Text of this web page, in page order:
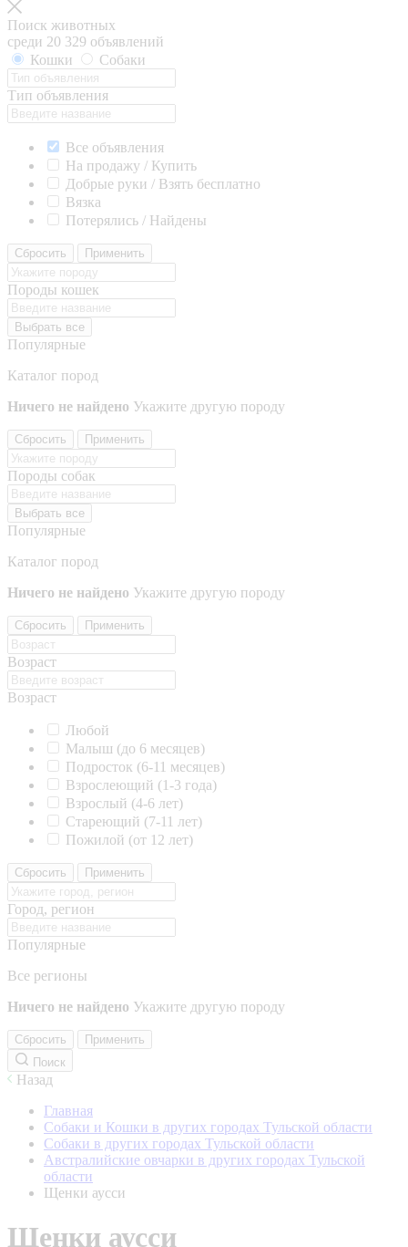
Поиск животных
среди 20 329 объявлений
Кошки
Собаки
Тип объявления
Все объявления
На продажу / Купить
Добрые руки / Взять бесплатно
Вязка
Потерялись / Найдены
Сбросить Применить
Породы кошек
Выбрать все
Популярные
Каталог пород
Ничего не найдено Укажите другую породу
Сбросить Применить
Породы собак
Выбрать все
Популярные
Каталог пород
Ничего не найдено Укажите другую породу
Сбросить Применить
Возраст
Возраст
Любой
Малыш (до 6 месяцев)
Подросток (6-11 месяцев)
Взрослеющий (1-3 года)
Взрослый (4-6 лет)
Стареющий (7-11 лет)
Пожилой (от 12 лет)
Сбросить Применить
Город, регион
Популярные
Все регионы
Ничего не найдено Укажите другую породу
Сбросить
Применить
Поиск
Назад
Главная
Собаки и Кошки в других городах Тульской области
Собаки в других городах Тульской области
Австралийские овчарки в других городах Тульской
области
Щенки аусси
Щенки аусси